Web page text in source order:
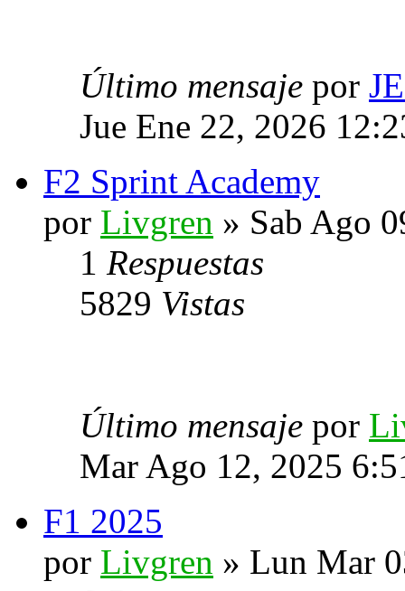
Último mensaje por
Jue Ene 22, 2026
F2 Sprint Academy
por Livgren » Sab Ago
1 Respuestas
5829 Vistas
Último mensaje por
Mar Ago 12, 2025
F1 2025
por Livgren » Lun Mar